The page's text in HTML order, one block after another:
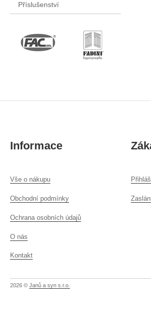
Příslušenství
Informace
Vše o nákupu
Obchodní podmínky
Ochrana osobních údajů
O nás
Kontakt
2026 © Janů a syn s.r.o.